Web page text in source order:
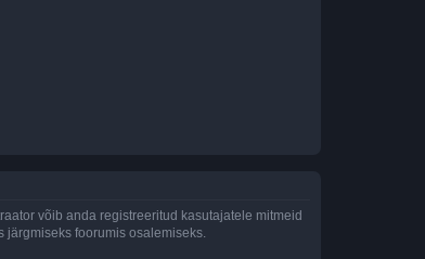
võib anda registreeritud kasutajatele mitmeid
foorumis osalemiseks.